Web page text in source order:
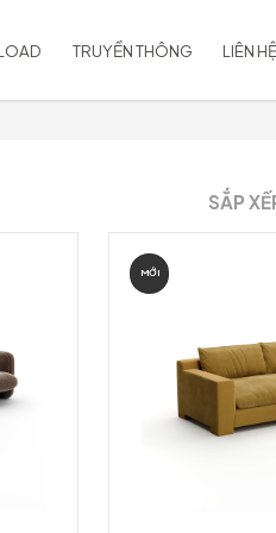
TRUYỀN THÔNG LIÊN HỆ
SẮP
MỚI